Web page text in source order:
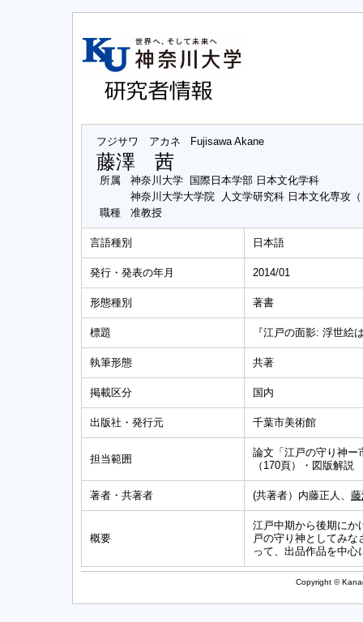
フジサワ アカネ Fujisawa Akane
藤澤 茜
所属
神奈川大学 国際日本学部 日本文化学科
神奈川大学大学院 人文学研究科 日本文化専攻
職種
准教授
言語種別 日本語
発行・発表の年月 2014/01
形態種別 著書
標題 『江戸の面影: 浮世絵
執筆形態 共著
掲載区分 国内
出版社・発行元 千葉市美術館
担当範囲
論文「江戸の守り神ー
（170頁）・図版解説
著者・共著者 (共著者）内藤正人、
概要
江戸中期から後期にか
戸の守り神としてみ
って、出品作品を中
Copyright ©